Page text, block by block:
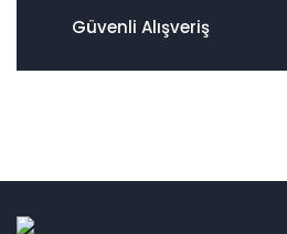
Güvenli Alışveriş